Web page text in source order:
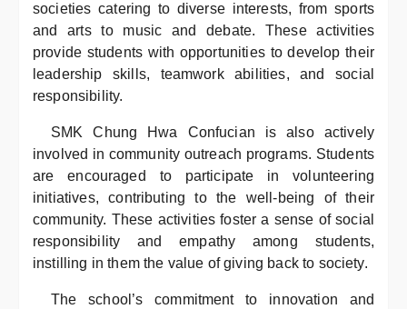
societies catering to diverse interests, from sports
and arts to music and debate. These activities
provide students with opportunities to develop their
leadership skills, teamwork abilities, and social
responsibility.
SMK Chung Hwa Confucian is also actively
involved in community outreach programs. Students
are encouraged to participate in volunteering
initiatives, contributing to the well-being of their
community. These activities foster a sense of social
responsibility and empathy among students,
instilling in them the value of giving back to society.
The school’s commitment to innovation and